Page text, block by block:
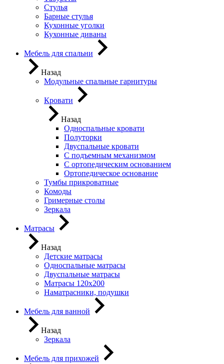
Стулья
Барные стулья
Кухонные уголки
Кухонные диваны
Мебель для спальни
Назад
Модульные спальные гарнитуры
Кровати
Назад
Односпальные кровати
Полуторки
Двуспальные кровати
С подъемным механизмом
С ортопедическим основанием
Ортопедическое основание
Тумбы прикроватные
Комоды
Гримерные столы
Зеркала
Матрасы
Назад
Детские матрасы
Односпальные матрасы
Двуспальные матрасы
Матрасы 120х200
Наматрасники, подушки
Мебель для ванной
Назад
Зеркала
Мебель для прихожей